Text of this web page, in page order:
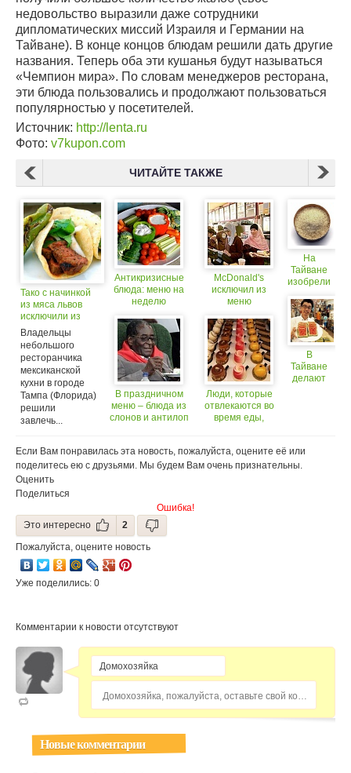
недовольство выразили даже сотрудники
дипломатических миссий Израиля и Германии на
Тайване). В конце концов блюдам решили дать другие
названия. Теперь оба эти кушанья будут называться
«Чемпион мира». По словам менеджеров ресторана,
эти блюда пользовались и продолжают пользоваться
популярностью у посетителей.
Источник: http://lenta.ru
Фото: v7kupon.com
ЧИТАЙТЕ ТАКЖЕ
Тако с начинкой
из мяса львов
исключили из
меню после
скандала
Владельцы
небольшого
ресторанчика
мексиканской
кухни в городе
Тампа (Флорида)
решили
завлечь...
Антикризисные
блюда: меню на
неделю
В праздничном
меню – блюда из
слонов и антилоп
McDonald's
исключил из
меню
ресторанов
халяльные
блюда
Люди, которые
отвлекаются во
время еды,
соленые блюда.
На
Тайване
изобрели
рис
В
Тайване
делают
Если Вам понравилась эта новость, пожалуйста, оцените её или
поделитесь ею с друзьями. Мы будем Вам очень признательны.
Оценить
Поделиться
Ошибка!
Это интересно
2
Пожалуйста, оцените новость
Уже поделились: 0
Комментарии к новости отсутствуют
Домохозяйка, пожалуйста, оставьте свой комментарий...
Новые комментарии